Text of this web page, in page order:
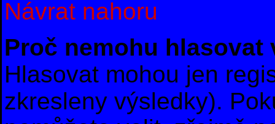
Návrat nahoru
Proč nemohu hlasovat
Hlasovat mohou jen
zkresleny výsledky).